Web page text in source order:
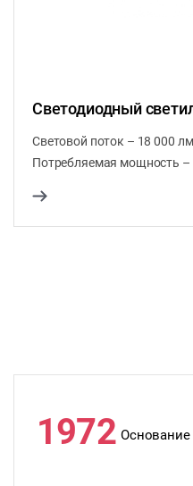
Светодиодный
Световой поток – 18 000 лм
Потребляемая мощность –
Основание
1972